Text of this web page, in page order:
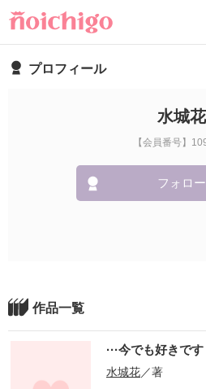
プロフィール
水城花
【会員番号】
フォロー
作品一覧
···今でも好きです
水城花／著